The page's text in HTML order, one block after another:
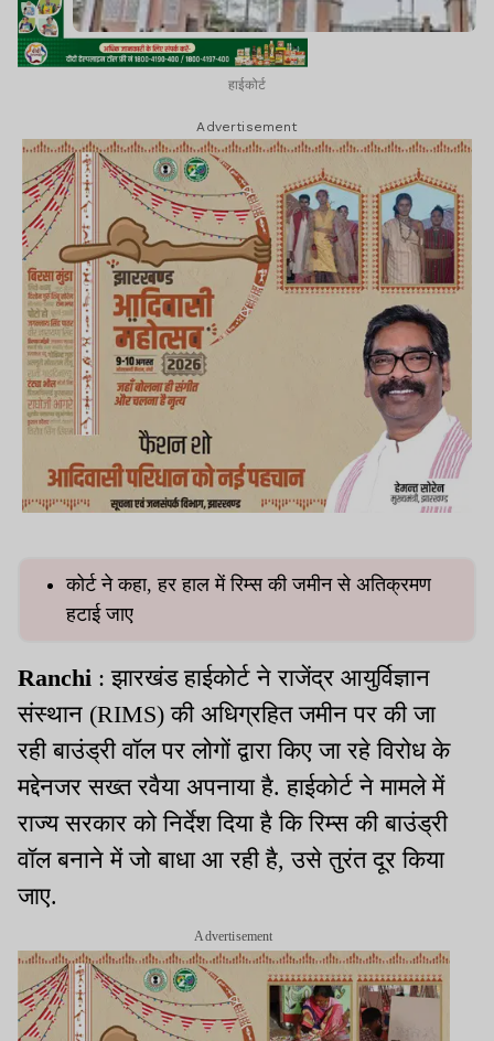
हाईकोर्ट
Advertisement
कोर्ट ने कहा, हर हाल में रिम्स की जमीन से अतिक्रमण
हटाई जाए
Ranchi : झारखंड हाईकोर्ट ने राजेंद्र आयुर्विज्ञान
संस्थान (RIMS) की अधिग्रहित जमीन पर की जा
रही बाउंड्री वॉल पर लोगों द्वारा किए जा रहे विरोध के
मद्देनजर सख्त रवैया अपनाया है. हाईकोर्ट ने मामले में
राज्य सरकार को निर्देश दिया है कि रिम्स की बाउंड्री
वॉल बनाने में जो बाधा आ रही है, उसे तुरंत दूर किया
जाए.
Advertisement